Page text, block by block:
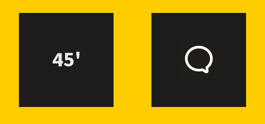
45'